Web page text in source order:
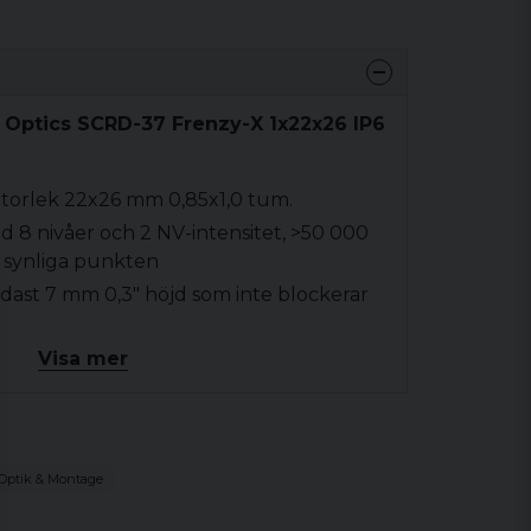
SCRD-37 Frenzy-X 1x22x26 IP6
22x26 mm 0,85x1,0 tum.
8 nivåer och 2 NV-intensitet, >50 000
synliga punkten
7 mm 0,3" höjd som inte blockerar
& Protective Multi Coatings Nästan
ögonen
i matt svart, lätt vikt 30 g 1,0 oz
RMR footprint, IPX6 vattentät
med automatisk ljussensor,
Visa mer
& Montage